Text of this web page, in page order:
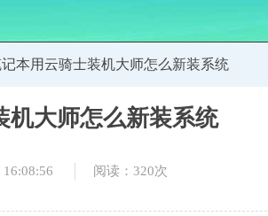
记本用云骑士装机大师怎么新装系统
机大师怎么新装系统
16:08:56 阅读：320次